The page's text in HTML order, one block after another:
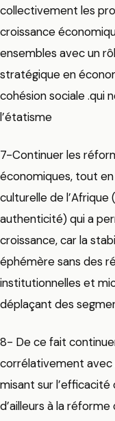
collectivement les
croissance
ensembles avec un
stratégique en
cohésion sociale .qui
l’étatisme
7-Continuer les
économiques, tout
culturelle de
authenticité) qui a
croissance, car la
éphémère sans des
institutionnelles et
déplaçant des
8- De ce fait
corrélativement avec
misant sur
d’ailleurs à la